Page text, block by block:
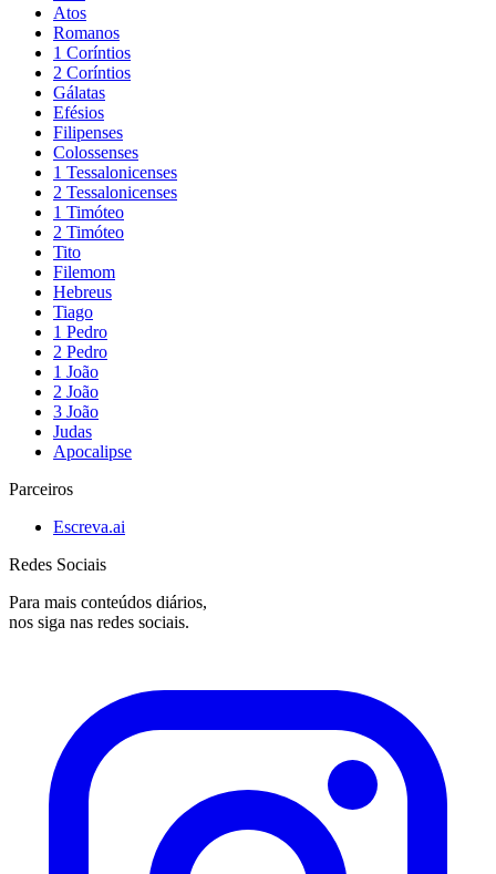
Atos
Romanos
1 Coríntios
2 Coríntios
Gálatas
Efésios
Filipenses
Colossenses
1 Tessalonicenses
2 Tessalonicenses
1 Timóteo
2 Timóteo
Tito
Filemom
Hebreus
Tiago
1 Pedro
2 Pedro
1 João
2 João
3 João
Judas
Apocalipse
Parceiros
Escreva.ai
Redes Sociais
Para mais conteúdos diários,
nos siga nas redes sociais.